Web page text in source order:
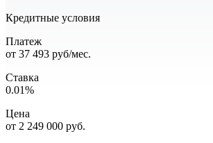
Кредитные условия
Платеж
от 37 493 руб/мес.
Ставка
0.01%
Цена
от 2 249 000 руб.